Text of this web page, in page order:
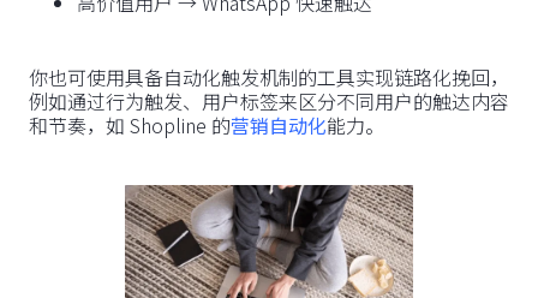
你也可使用具备自动化触发机制的工具实现链路化挽回，
例如通过行为触发、用户标签来区分不同用户的触达内容
和节奏，如 Shopline 的营销自动化能力。